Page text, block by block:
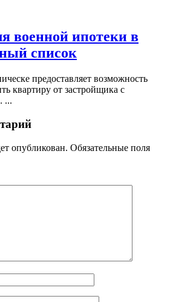
военной ипотеки в
список
предоставляет возможность
квартиру от застройщика с
...
опубликован. Обязательные поля